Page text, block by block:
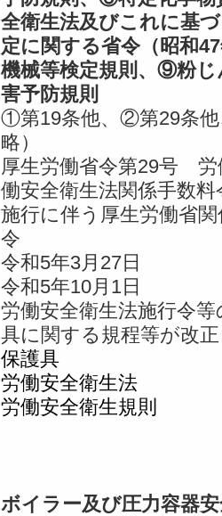
全衛生法及びこれに基
定に関する省令（昭和
機械等検定規則、⑨粉
害予防規則
①第19条他、②第29条
略）
厚生労働省令第29号 労
働安全衛生法関係手数
施行に伴う厚生労働省
令
令和5年3月27日
令和5年10月1日
労働安全衛生法施行令
具に関する規程等が改
保護具
労働安全衛生法
労働安全衛生規則
ボイラー及び圧力容器